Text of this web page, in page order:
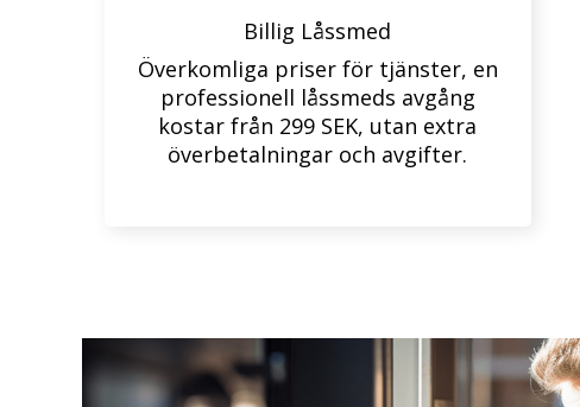
Billig Låssmed
Överkomliga priser för tjänster, en
professionell låssmeds avgång
kostar från 299 SEK, utan extra
överbetalningar och avgifter.